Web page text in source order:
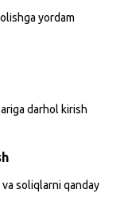
yordam
darhol kirish
soliqlarni qanday